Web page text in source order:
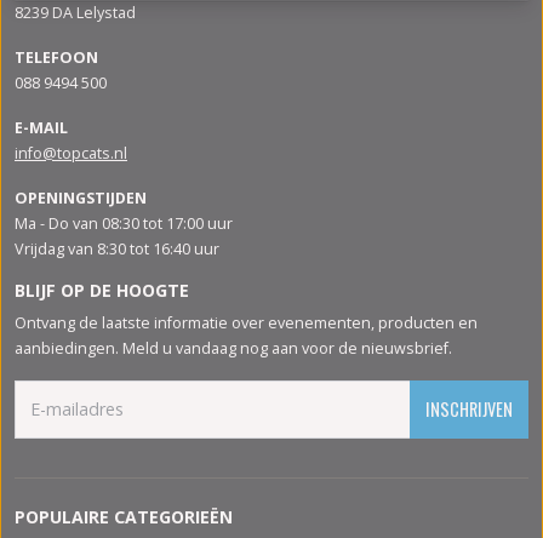
8239 DA Lelystad
TELEFOON
088 9494 500
E-MAIL
info@topcats.nl
OPENINGSTIJDEN
Ma - Do van 08:30 tot 17:00 uur
Vrijdag van 8:30 tot 16:40 uur
BLIJF OP DE HOOGTE
Ontvang de laatste informatie over evenementen, producten en
aanbiedingen. Meld u vandaag nog aan voor de nieuwsbrief.
INSCHRIJVEN
POPULAIRE CATEGORIEËN